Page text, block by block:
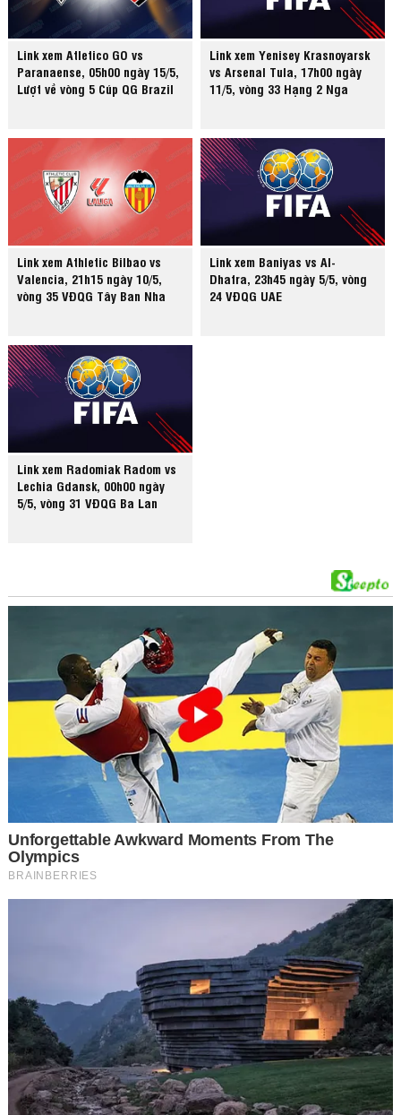
Link xem Atletico GO vs
Paranaense, 05h00 ngày 15/5,
Lượt về vòng 5 Cúp QG Brazil
Link xem Yenisey Krasnoyarsk
vs Arsenal Tula, 17h00 ngày
11/5, vòng 33 Hạng 2 Nga
Link xem Athletic Bilbao vs
Valencia, 21h15 ngày 10/5,
vòng 35 VĐQG Tây Ban Nha
Link xem Baniyas vs Al-
Dhafra, 23h45 ngày 5/5, vòng
24 VĐQG UAE
Link xem Radomiak Radom vs
Lechia Gdansk, 00h00 ngày
5/5, vòng 31 VĐQG Ba Lan